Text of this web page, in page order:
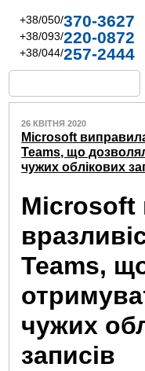
+38/050/370-3627
+38/093/220-0872
+38/044/257-2444
26 КВІТНЯ 2020
Microsoft
Teams, що
чужих облікових
Microsoft
Teams,
чужих
записів